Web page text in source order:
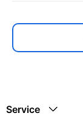
Service